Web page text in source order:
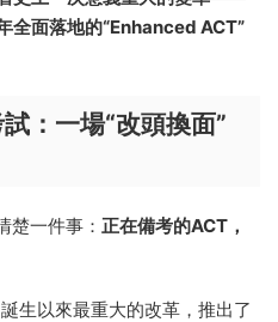
面落地的“Enhanced ACT”
：一場“改頭換面”
楚一件事： 正在備考的ACT，
生以來最重大的改革，推出了